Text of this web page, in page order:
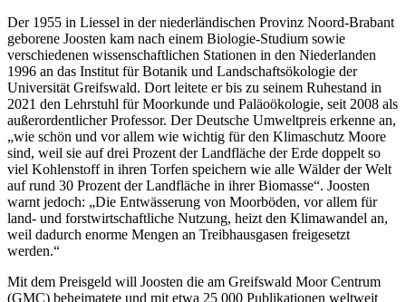
Der 1955 in Liessel in der niederländischen Provinz Noord-Brabant
geborene Joosten kam nach einem Biologie-Studium sowie
verschiedenen wissenschaftlichen Stationen in den Niederlanden
1996 an das Institut für Botanik und Landschaftsökologie der
Universität Greifswald. Dort leitete er bis zu seinem Ruhestand in
2021 den Lehrstuhl für Moorkunde und Paläoökologie, seit 2008 als
außerordentlicher Professor. Der Deutsche Umweltpreis erkenne an,
„wie schön und vor allem wie wichtig für den Klimaschutz Moore
sind, weil sie auf drei Prozent der Landfläche der Erde doppelt so
viel Kohlenstoff in ihren Torfen speichern wie alle Wälder der Welt
auf rund 30 Prozent der Landfläche in ihrer Biomasse“. Joosten
warnt jedoch: „Die Entwässerung von Moorböden, vor allem für
land- und forstwirtschaftliche Nutzung, heizt den Klimawandel an,
weil dadurch enorme Mengen an Treibhausgasen freigesetzt
werden.“
Mit dem Preisgeld will Joosten die am Greifswald Moor Centrum
(GMC) beheimatete und mit etwa 25 000 Publikationen weltweit